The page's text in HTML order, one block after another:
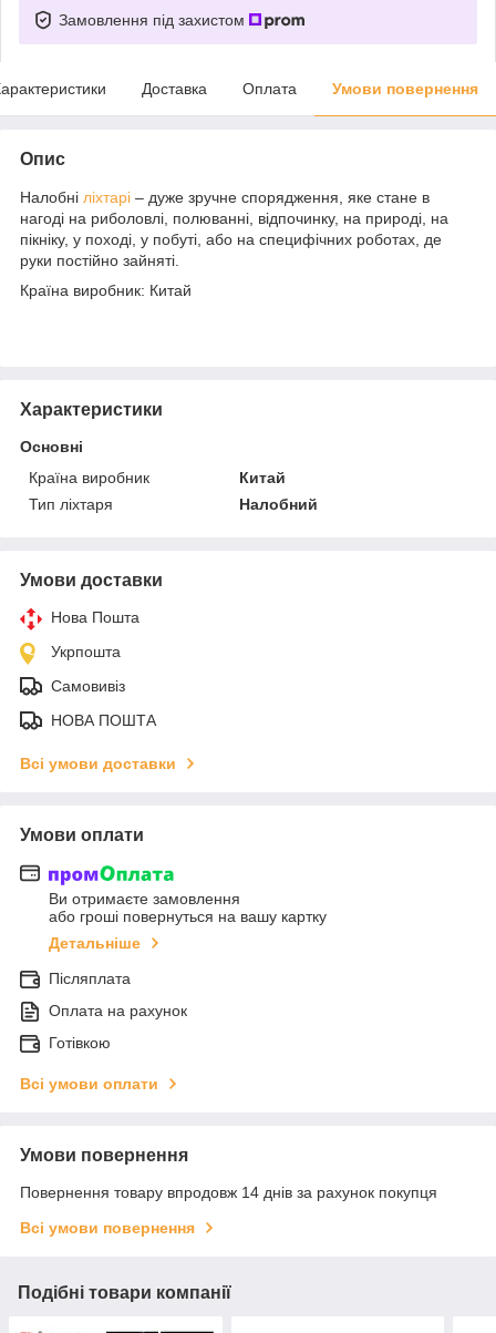
Замовлення під захистом
Доставка Оплата Умови повернення
Опис
Налобні ліхтарі – дуже зручне спорядження, яке стане в
нагоді на риболовлі, полюванні, відпочинку, на природі, на
пікніку, у поході, у побуті, або на специфічних роботах, де
руки постійно зайняті.
Країна виробник: Китай
Характеристики
Основні
Країна виробник
Китай
Тип ліхтаря
Налобний
Умови доставки
Нова Пошта
Укрпошта
Самовивіз
НОВА ПОШТА
Всі умови доставки
Умови оплати
Ви отримаєте замовлення
або гроші повернуться на вашу картку
Детальніше
Післяплата
Оплата на рахунок
Готівкою
Всі умови оплати
Умови повернення
Повернення товару впродовж 14 днів за рахунок покупця
Всі умови повернення
Подібні товари компанії